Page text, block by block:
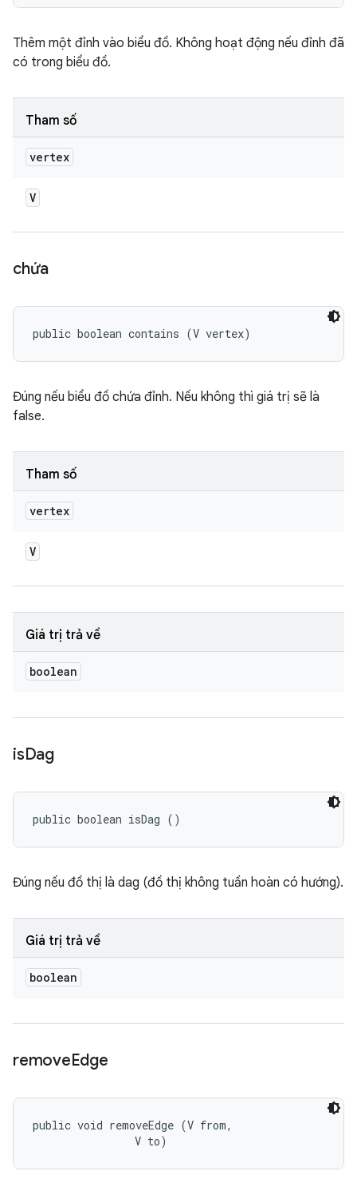
Thêm một đỉnh vào biểu đồ. Không hoạt động nếu đỉnh đã
có trong biểu đồ.
Tham số
vertex
V
chứa
public boolean contains (V vertex)
Đúng nếu biểu đồ chứa đỉnh. Nếu không thì giá trị sẽ là
false.
Tham số
vertex
V
Giá trị trả về
boolean
isDag
public boolean isDag ()
Đúng nếu đồ thị là dag (đồ thị không tuần hoàn có hướng).
Giá trị trả về
boolean
removeEdge
public void removeEdge (V from,
                V to)